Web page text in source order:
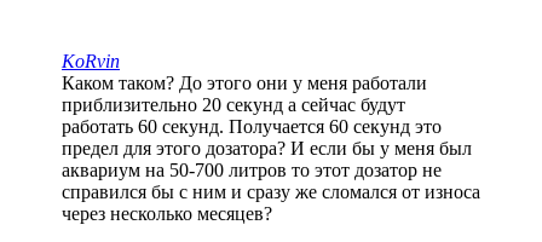
KoRvin
Каком таком? До этого они у меня работали
приблизительно 20 секунд а сейчас будут
работать 60 секунд. Получается 60 секунд это
предел для этого дозатора? И если бы у меня был
аквариум на 50-700 литров то этот дозатор не
справился бы с ним и сразу же сломался от износа
через несколько месяцев?